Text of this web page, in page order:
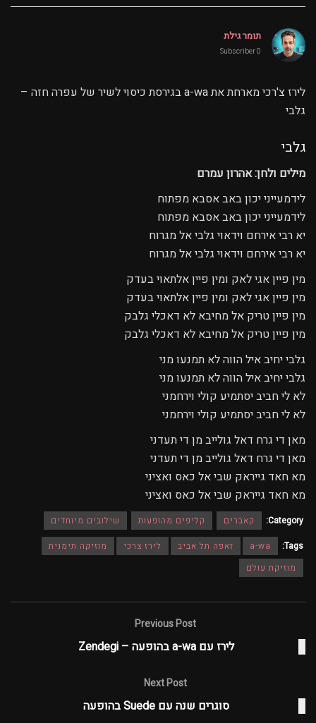
תומר גילת
0 Subscriber
לירז צ'רכי מארחת את a-wa בגירסת כיסוי לשיר של עפרה חזה –
גלבי
גלבי
מילים ולחן: אהרון עמרם
לידמעייני יכון באב אסבא מפתוח
לידמעייני יכון באב אסבא מפתוח
יא רבי אירחם וידאוי גלבי אל מגרוח
יא רבי אירחם וידאוי גלבי אל מגרוח
מין פיין אגי לאק ומין פיין אלתאוי בעדק
מין פיין אגי לאק ומין פיין אלתאוי בעדק
מין פיין טריק אל מחיבא לא דאכלי גלבק
מין פיין טריק אל מחיבא לא דאכלי גלבק
גלבי יחיב איל הווה לא תמנעו מני
גלבי יחיב איל הווה לא תמנעו מני
לא לי חביב יסתמיע קולי וירחמני
לא לי חביב יסתמיע קולי וירחמני
מאן די גרח דאל גולייב מן די תעדני
מאן די גרח דאל גולייב מן די תעדני
מא חאד גייראק שבי אל כאס ואציני
מא חאד גייראק שבי אל כאס ואציני
Category: קאברים קליפים מהופעות
שילובים מיוחדים
Tags:
a-wa זאפה תל אביב לירז צרכי
מוזיקה תימנית
מוזיקת עולם
Previous Post
לירז עם a-wa בהופעה – Zendegi
Next Post
סוגרים שנה עם Suede בהופעה